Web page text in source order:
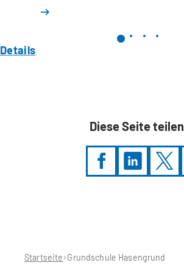
Details
Diese Seite teilen
hier:Startseite Grundschule Hasengrund